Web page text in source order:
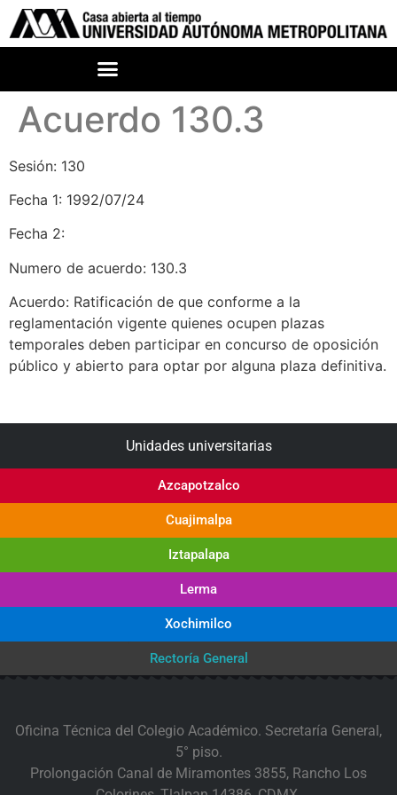
Acuerdo 130.3
Sesión: 130
Fecha 1: 1992/07/24
Fecha 2:
Numero de acuerdo: 130.3
Acuerdo: Ratificación de que conforme a la
reglamentación vigente quienes ocupen plazas
temporales deben participar en concurso de oposición
público y abierto para optar por alguna plaza definitiva.
Unidades universitarias
Azcapotzalco
Cuajimalpa
Iztapalapa
Lerma
Xochimilco
Rectoría General
Oficina Técnica del Colegio Académico. Secretaría General,
5° piso.
Prolongación Canal de Miramontes 3855, Rancho Los